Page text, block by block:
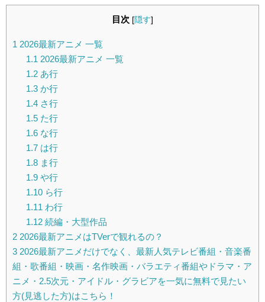
目次 [隠す]
1 2026最新アニメ 一覧
1.12026最新アニメ 一覧
1.2あ行
1.3か行
1.4さ行
1.5た行
1.6な行
1.7は行
1.8ま行
1.9や行
1.10ら行
1.11わ行
1.12続編・大型作品
2 2026最新アニメはTVerで観れるの？
3 2026最新アニメだけでなく、最新人気テレビ番組・音楽番
組・歌番組・映画・名作映画・バラエティ番組やドラマ・ア
ニメ・2.5次元・アイドル・グラビアを一気に無料で見たい
方(見逃した方)はこちら！